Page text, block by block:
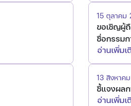
15 ตุลาคม
ขอเชิญผู้
ชื่อกรรม
อ่านเพิ่มเ
13 สิงหาค
ชี้แจงผล
อ่านเพิ่มเ